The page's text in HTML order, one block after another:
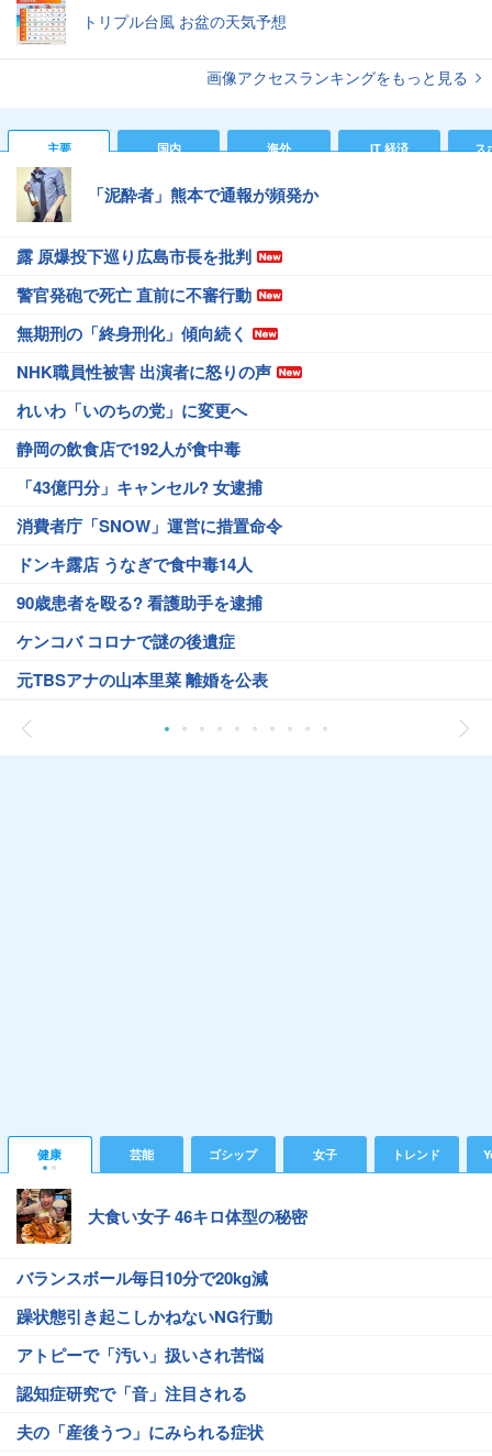
トリプル台風 お盆の天気予想
画像アクセスランキングをもっと見る
主要 国内 海外 IT 経済 ス
「泥酔者」熊本で通報が頻発か
露 原爆投下巡り広島市長を批判
警官発砲で死亡 直前に不審行動
無期刑の「終身刑化」傾向続く
NHK職員性被害 出演者に怒りの声
れいわ「いのちの党」に変更へ
静岡の飲食店で192人が食中毒
「43億円分」キャンセル? 女逮捕
消費者庁「SNOW」運営に措置命令
ドンキ露店 うなぎで食中毒14人
90歳患者を殴る? 看護助手を逮捕
ケンコバ コロナで謎の後遺症
元TBSアナの山本里菜 離婚を公表
健康 芸能 ゴシップ 女子 トレンド
大食い女子 46キロ体型の秘密
バランスボール毎日10分で20kg減
躁状態引き起こしかねないNG行動
アトピーで「汚い」扱いされ苦悩
認知症研究で「音」注目される
夫の「産後うつ」にみられる症状